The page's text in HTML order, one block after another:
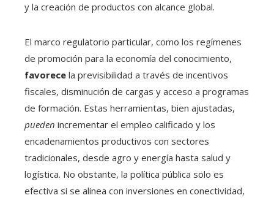
y la creación de productos con alcance global.
El marco regulatorio particular, como los regímenes
de promoción para la economía del conocimiento,
favorece la previsibilidad a través de incentivos
fiscales, disminución de cargas y acceso a programas
de formación. Estas herramientas, bien ajustadas,
pueden incrementar el empleo calificado y los
encadenamientos productivos con sectores
tradicionales, desde agro y energía hasta salud y
logística. No obstante, la política pública solo es
efectiva si se alinea con inversiones en conectividad,